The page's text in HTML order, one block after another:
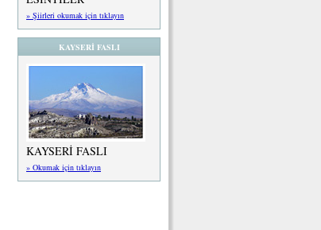
» Şiirleri okumak için tıklayın
KAYSERİ FASLI
KAYSERİ FASLI
» Okumak için tıklayın